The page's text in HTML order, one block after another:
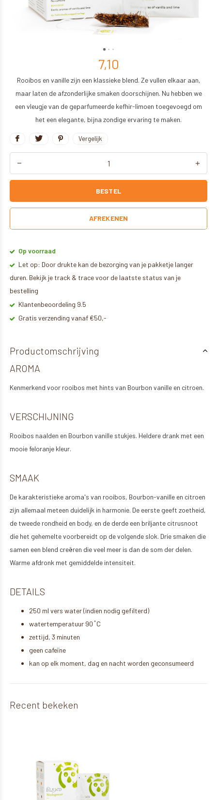
7,10
Rooibos en vanille zijn een klassieke blend. Ze vullen elkaar aan,
maar laten de afzonderlijke smaken doorschijnen. Nu hebben we
een vleugje van de geparfumeerde kefhir-limoen toegevoegd om
het een elegante, bijna zondige ervaring te maken.
Vergelijk
BESTEL
AFREKENEN
Op voorraad
Let op: Door drukte kan de bezorging van je pakketje langer
duren. Bekijk je track & trace voor de laatste status van je
bestelling
Klantenbeoordeling 9.5
Gratis verzending vanaf €50,-
Productomschrijving
AROMA
Kenmerkend voor rooibos met hints van Bourbon vanille en citroen.
VERSCHIJNING
Rooibos naalden en Bourbon vanille stukjes. Heldere drank met een
mooie feloranje kleur.
SMAAK
De karakteristieke aroma's van rooibos, Bourbon-vanille en citroen
zijn allemaal meteen duidelijk in harmonie. De eerste geeft zoetheid,
de tweede rondheid en body, en de derde een briljante citrusnoot
die het gehemelte voorbereidt op de volgende slok. Drie smaken die
samen een blend creëren die veel meer is dan de som der delen.
Warme afdronk met gemiddelde intensiteit.
DETAILS
250 ml vers water (indien nodig gefilterd)
watertemperatuur 90 ̊ C
zettijd, 3 minuten
geen cafeïne
kan op elk moment, dag en nacht worden geconsumeerd
Recent bekeken